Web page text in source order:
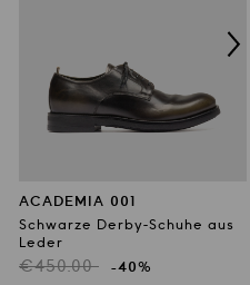
ACADEMIA 001
Schwarze Derby-Schuhe aus
Leder
Regulärer
€450.00 -40%